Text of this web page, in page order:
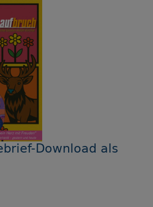
Download als